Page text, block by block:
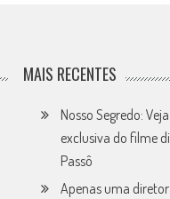
MAIS RECENTES
Nosso Segredo:
exclusiva do filme
Passô
Apenas uma